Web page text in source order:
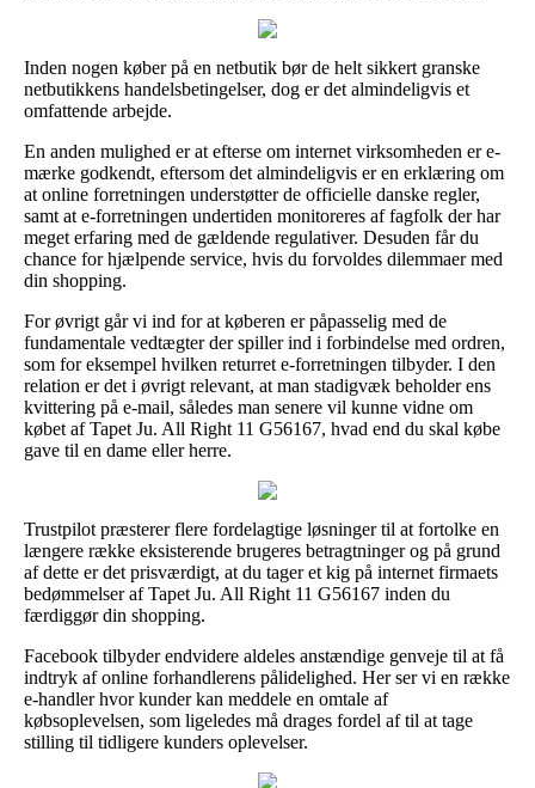
Inden nogen køber på en netbutik bør de helt sikkert granske
netbutikkens handelsbetingelser, dog er det almindeligvis et
omfattende arbejde.
En anden mulighed er at efterse om internet virksomheden er e-
mærke godkendt, eftersom det almindeligvis er en erklæring om
at online forretningen understøtter de officielle danske regler,
samt at e-forretningen undertiden monitoreres af fagfolk der har
meget erfaring med de gældende regulativer. Desuden får du
chance for hjælpende service, hvis du forvoldes dilemmaer med
din shopping.
For øvrigt går vi ind for at køberen er påpasselig med de
fundamentale vedtægter der spiller ind i forbindelse med ordren,
som for eksempel hvilken returret e-forretningen tilbyder. I den
relation er det i øvrigt relevant, at man stadigvæk beholder ens
kvittering på e-mail, således man senere vil kunne vidne om
købet af Tapet Ju. All Right 11 G56167, hvad end du skal købe
gave til en dame eller herre.
Trustpilot præsterer flere fordelagtige løsninger til at fortolke en
længere række eksisterende brugeres betragtninger og på grund
af dette er det prisværdigt, at du tager et kig på internet firmaets
bedømmelser af Tapet Ju. All Right 11 G56167 inden du
færdiggør din shopping.
Facebook tilbyder endvidere aldeles anstændige genveje til at få
indtryk af online forhandlerens pålidelighed. Her ser vi en række
e-handler hvor kunder kan meddele en omtale af
købsoplevelsen, som ligeledes må drages fordel af til at tage
stilling til tidligere kunders oplevelser.